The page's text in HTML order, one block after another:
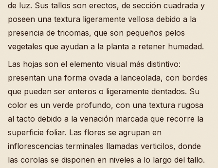
de luz. Sus tallos son erectos, de sección cuadrada y
poseen una textura ligeramente vellosa debido a la
presencia de tricomas, que son pequeños pelos
vegetales que ayudan a la planta a retener humedad.
Las hojas son el elemento visual más distintivo:
presentan una forma ovada a lanceolada, con bordes
que pueden ser enteros o ligeramente dentados. Su
color es un verde profundo, con una textura rugosa
al tacto debido a la venación marcada que recorre la
superficie foliar. Las flores se agrupan en
inflorescencias terminales llamadas verticilos, donde
las corolas se disponen en niveles a lo largo del tallo.